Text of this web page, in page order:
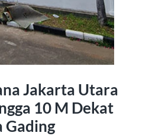
Jakarta Utara
10 M Dekat
Gading